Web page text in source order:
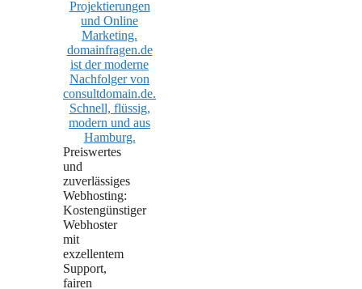
Preiswertes
und
zuverlässiges
Webhosting:
Kostengünstiger
Webhoster
mit
exzellentem
Support,
fairen